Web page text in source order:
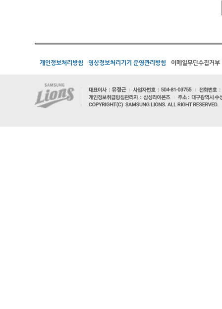
개인정보처리방침 영상정보처리기기 운영관리방침 이메일무단수집거부